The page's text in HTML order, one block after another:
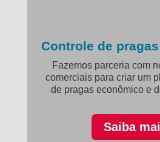
Controle de
Fazemos parceria com
comerciais para criar um
de pragas econômico e
Saiba